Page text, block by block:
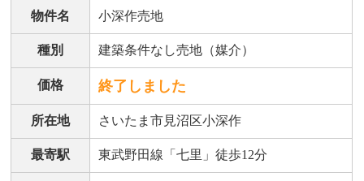
物件名 小深作売地
種別 建築条件なし売地（媒介）
価格 終了しました
所在地 さいたま市見沼区小深作
最寄駅 東武野田線「七里」徒歩12分